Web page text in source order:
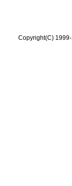
Copyright(C)